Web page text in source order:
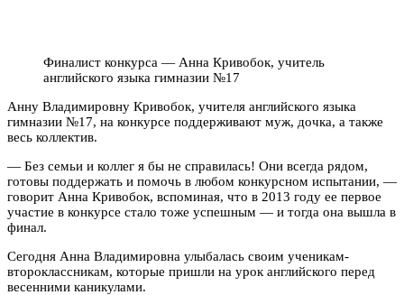
Финалист конкурса — Анна Кривобок, учитель
английского языка гимназии №17
Анну Владимировну Кривобок, учителя английского языка
гимназии №17, на конкурсе поддерживают муж, дочка, а также
весь коллектив.
— Без семьи и коллег я бы не справилась! Они всегда рядом,
готовы поддержать и помочь в любом конкурсном испытании, —
говорит Анна Кривобок, вспоминая, что в 2013 году ее первое
участие в конкурсе стало тоже успешным — и тогда она вышла в
финал.
Сегодня Анна Владимировна улыбалась своим ученикам-
второклассникам, которые пришли на урок английского перед
весенними каникулами.